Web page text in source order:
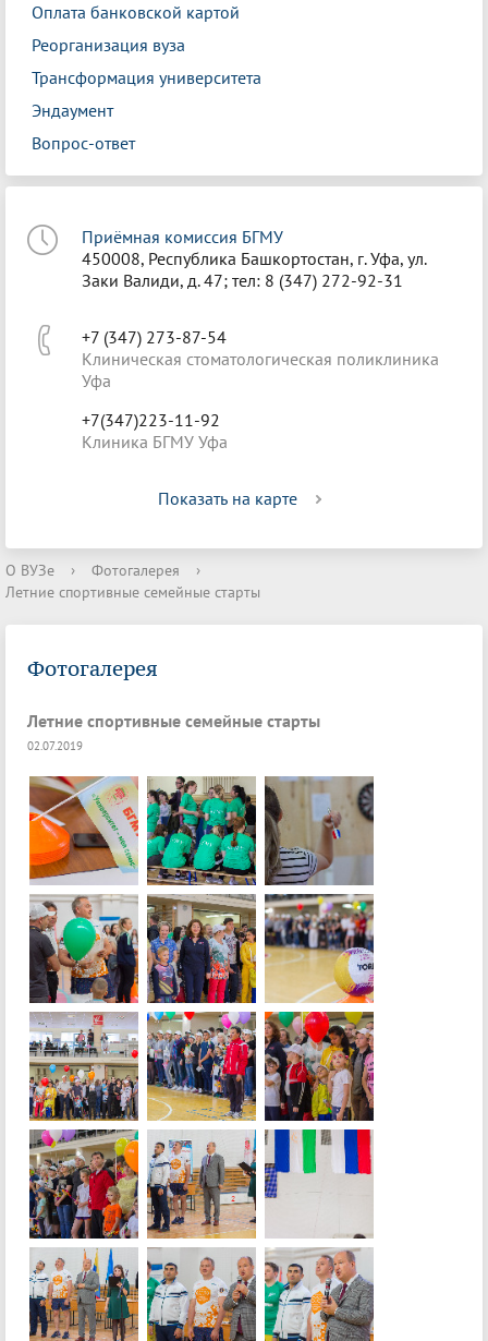
Оплата банковской картой
Реорганизация вуза
Трансформация университета
Эндаумент
Вопрос-ответ
Приёмная комиссия БГМУ
450008, Республика Башкортостан, г. Уфа, ул.
Заки Валиди, д. 47; тел: 8 (347) 272-92-31
+7 (347) 273-87-54
Клиническая стоматологическая поликлиника
Уфа
+7(347)223-11-92
Клиника БГМУ Уфа
Показать на карте
О ВУЗе › Фотогалерея
›
Летние спортивные семейные старты
Фотогалерея
Летние спортивные семейные старты
02.07.2019